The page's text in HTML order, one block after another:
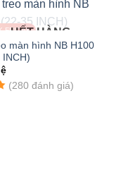
bạn thay đổi vị
sang dọc một
tạo từ hợp kim
FRIDAY
HẾT HÀNG
màn hình NB H100
INCH)
(280 đánh giá)